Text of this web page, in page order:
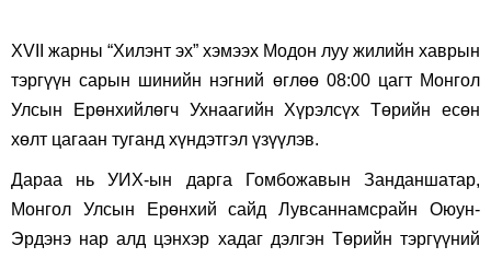
XVII жарны “Хилэнт эх” хэмээх Модон луу жилийн хаврын
тэргүүн сарын шинийн нэгний өглөө 08:00 цагт Монгол
Улсын Ерөнхийлөгч Ухнаагийн Хүрэлсүх Төрийн есөн
хөлт цагаан туганд хүндэтгэл үзүүлэв.
Дараа нь УИХ-ын дарга Гомбожавын Занданшатар,
Монгол Улсын Ерөнхий сайд Лувсаннамсрайн Оюун-
Эрдэнэ нар алд цэнхэр хадаг дэлгэн Төрийн тэргүүний